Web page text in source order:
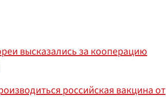
высказались за кооперацию
российская вакцина от